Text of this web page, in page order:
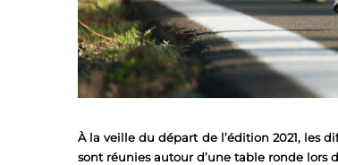
À la veille du départ de l’édition 2021, les
sont réunies autour d’une table ronde lors